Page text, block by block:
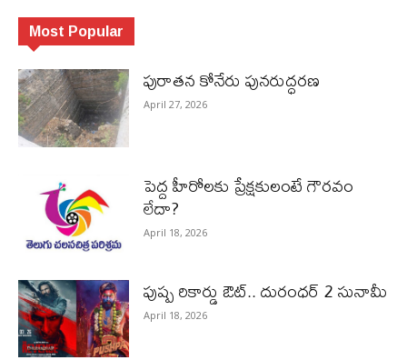
Most Popular
పురాత‌న కోనేరు పున‌రుద్ధ‌ర‌ణ
April 27, 2026
పెద్ద హీరోల‌కు ప్రేక్ష‌కులంటే గౌర‌వం
లేదా?
April 18, 2026
పుష్ప రికార్డు ఔట్‌.. దురంధ‌ర్ 2 సునామీ
April 18, 2026